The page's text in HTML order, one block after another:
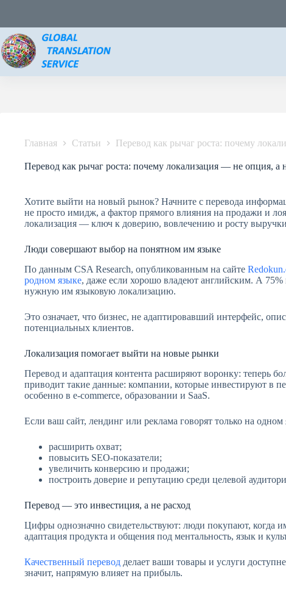
Главная Статьи Перевод как рычаг роста: почему
Перевод как рычаг роста: почему локализация — не опция, а
Хотите выйти на новый рынок? Начните с перевода
не просто имидж, а фактор прямого влияния на продажи и
локализация — ключ к доверию, вовлечению и росту
Люди совершают выбор на понятном им языке
По данным CSA Research, опубликованным на сайте
родном языке, даже если хорошо владеют английским. А
нужную им языковую локализацию.
Это означает, что бизнес, не адаптировавший интерфейс,
потенциальных клиентов.
Локализация помогает выйти на новые рынки
Перевод и адаптация контента расширяют воронку: теперь
приводит такие данные: компании, которые инвестируют в
особенно в e‑commerce, образовании и SaaS.
Если ваш сайт, лендинг или реклама говорят только на одном
расширить охват;
повысить SEO-показатели;
увеличить конверсию и продажи;
построить доверие и репутацию среди целевой
Перевод — это инвестиция, а не расход
Цифры однозначно свидетельствуют: люди покупают, когда
адаптация продукта и общения под ментальность, язык и
Качественный перевод делает ваши товары и услуги
значит, напрямую влияет на прибыль.